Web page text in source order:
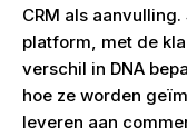
CRM als
platform, met de
verschil in DNA
hoe ze worden
leveren aan